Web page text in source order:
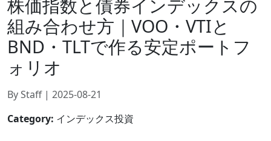
株価指数と債券インデックスの
組み合わせ方｜VOO・VTIと
BND・TLTで作る安定ポートフ
ォリオ
By Staff | 2025-08-21
Category: インデックス投資